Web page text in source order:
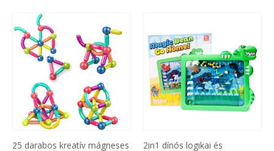
25 darabos kreatív mágneses
2in1 dínós logikai és